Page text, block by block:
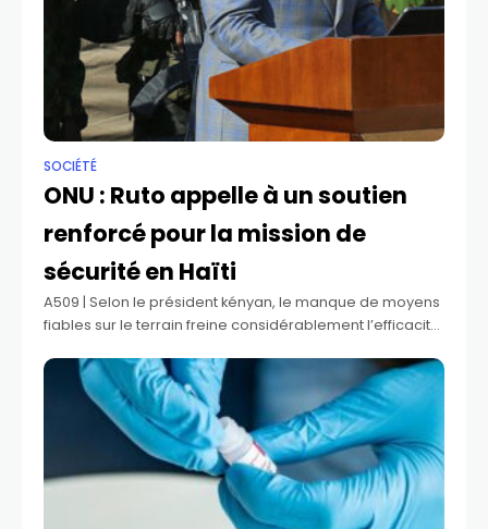
SOCIÉTÉ
ONU : Ruto appelle à un soutien
renforcé pour la mission de
sécurité en Haïti
A509 | Selon le président kényan, le manque de moyens
fiables sur le terrain freine considérablement l’efficacité
l'ONU, le président kényan